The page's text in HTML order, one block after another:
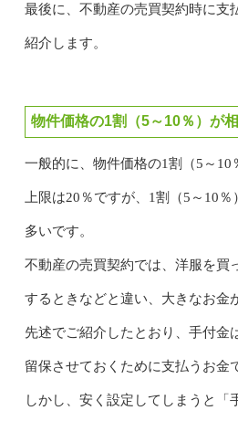
最後に、不動産の売買契約時に支
紹介します。
物件価格の1割（5～10％）が
一般的に、物件価格の1割（5～10
上限は20％ですが、1割（5～10
多いです。
不動産の売買契約では、洋服を買
するときなどと違い、大きなお金
先述でご紹介したとおり、手付金
留保させておくために支払うお金
しかし、安く設定してしまうと「